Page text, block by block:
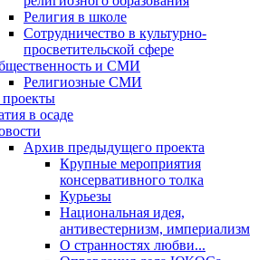
Религия в школе
Сотрудничество в культурно-
просветительской сфере
и СМИ
Религиозные СМИ
в осаде
Архив предыдущего проекта
Крупные мероприятия
консервативного толка
Курьезы
Национальная идея,
антивестернизм, империализм
О странностях любви...